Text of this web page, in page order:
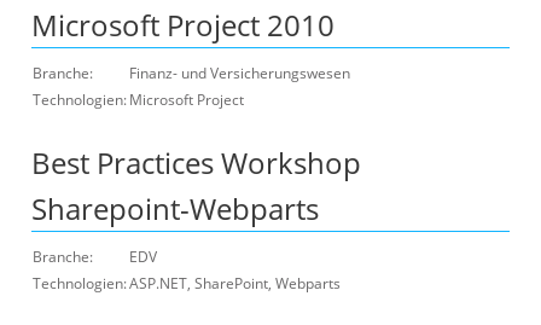
Microsoft Project 2010
Branche:
Finanz- und Versicherungswesen
Technologien:Microsoft Project
Best Practices Workshop
Sharepoint-Webparts
Branche:
EDV
Technologien:ASP.NET, SharePoint, Webparts